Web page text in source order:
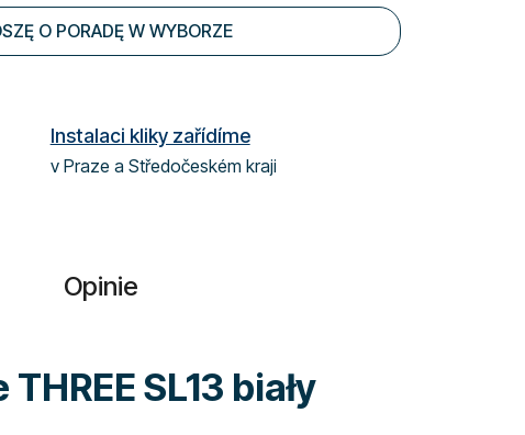
O PORADĘ W WYBORZE
Instalaci kliky zařídíme
v Praze a Středočeském kraji
Opinie
SL13 biały